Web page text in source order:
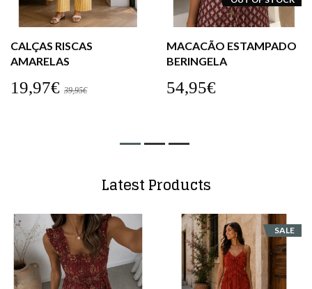
CALÇAS RISCAS
AMARELAS
19,97€ 39,95€
MACACÃO ESTAMPADO
BERINGELA
54,95€
Latest Products
SALE